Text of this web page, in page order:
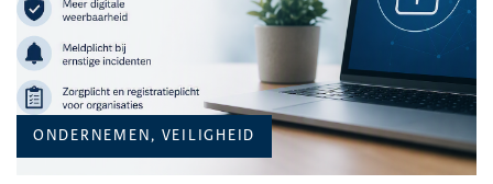
ONDERNEMEN, VEILIGHEID